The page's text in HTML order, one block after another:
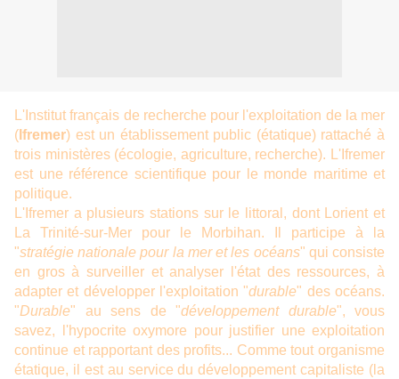
L'Institut français de recherche pour l'exploitation de la mer
( Ifremer) est un établissement public (étatique) rattaché à
trois ministères (écologie, agriculture, recherche). L'Ifremer
est une référence scientifique pour le monde maritime et
politique.
L'Ifremer a plusieurs stations sur le littoral, dont Lorient et
La Trinité-sur-Mer pour le Morbihan. Il participe à la
"stratégie nationale pour la mer et les océans" qui consiste
en gros à surveiller et analyser l'état des ressources, à
adapter et développer l'exploitation "durable" des océans.
"Durable" au sens de "développement durable", vous
savez, l'hypocrite oxymore pour justifier une exploitation
continue et rapportant des profits... Comme tout organisme
étatique, il est au service du développement capitaliste (la